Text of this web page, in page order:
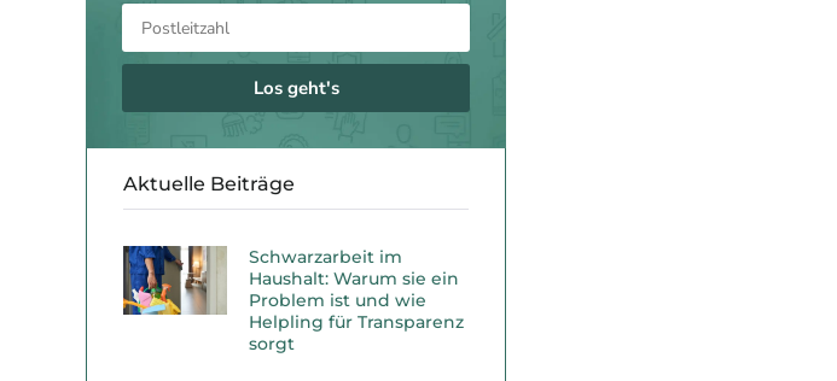
Los geht's
Aktuelle Beiträge
Schwarzarbeit im
Haushalt: Warum sie ein
Problem ist und wie
Helpling für Transparenz
sorgt